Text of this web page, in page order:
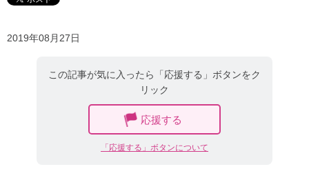
2019年08月27日
この記事が気に入ったら「応援する」ボタンをク
リック
応援する
「応援する」ボタンについて